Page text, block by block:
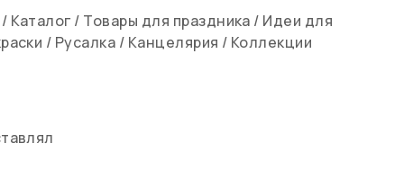
Каталог / Товары для праздника / Идеи для
/ Русалка / Канцелярия / Коллекции